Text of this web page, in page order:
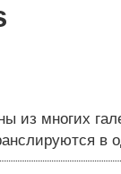
из многих
в